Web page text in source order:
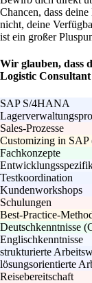
Chancen, dass
nicht, deine
ist ein großer
Wir glauben, dass
Logistic
SAP S/4HANA
Sales-Prozesse
Customizing in
Fachkonzepte
Testkoordination
Kundenworkshops
Schulungen
Best-Practice-
Deutschkenntnisse
Englischkenntnisse
strukturierte
lösungsorientierte
Reisebereitschaft